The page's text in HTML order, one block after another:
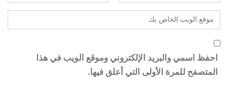
احفظ اسمي والبريد الإلكتروني وموقع الويب في هذا
المتصفح للمرة الأولى التي أعلق فيها.